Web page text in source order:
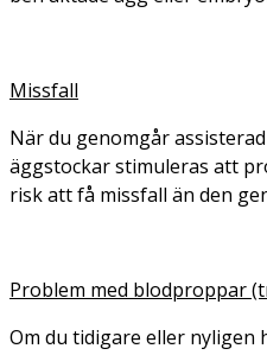
Missfall
När du genomgår
äggstockar stimuleras att
risk att få missfall än den
Problem med blodproppar
Om du tidigare eller